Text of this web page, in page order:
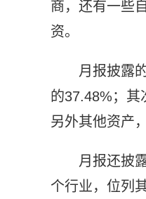
商，还有一些
资。
月报披露
的37.48%；其
另外其他资产
月报还披
个行业，位列